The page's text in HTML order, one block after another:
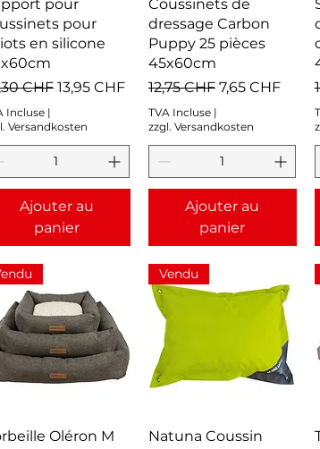
pour
pour
en silicone
original
CHF Prix promotionnel
13,95 CHF
Incluse |
Versandkosten
Ajouter au
panier
Coussinets de
dressage Carbon
Puppy 25 pièces
45x60cm
Prix original
12,75 CHF Prix
7,65 CHF
TVA Incluse|
zzgl. Versandkosten
Ajouter au
panier
Aperçu rapide
Oléron M
Aperçu rapide
Vendu
Natuna Coussin